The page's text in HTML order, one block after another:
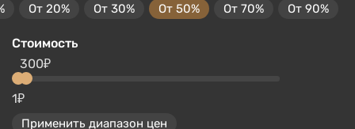
От 20% От 30% От 50% От 70% От 90%
Стоимость
1₽
300₽
Применить диапазон цен